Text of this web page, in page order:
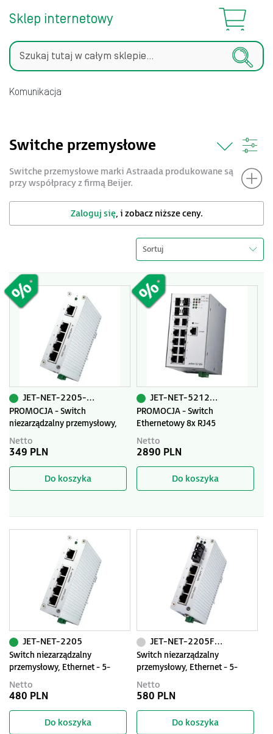
Sklep internetowy
Szukaj
Komunikacja
Switche przemysłowe
Switche przemysłowe marki Astraada produkowane są
przy współpracy z firmą Beijer.
Zaloguj się, i zobacz niższe ceny.
Sortuj
PROMOCJA - Switch
niezarządzalny przemysłowy,
Ethernet - 5-portowy (10/100
Base-TX), IP30, -40...+75C
JET-NET-2205-PR
Netto
349 PLN
Do koszyka
PROMOCJA - Switch
Ethernetowy 8x RJ45
(10/100/1000 Base-TX) + 2x Gb
Combo + 2x SFP, zarządzalny
JET-NET-5212G-2C2F-PR
Netto
2890 PLN
Do koszyka
Switch niezarządzalny
przemysłowy, Ethernet - 5-
portowy (10/100 Base-TX),
IP30, -40...+75C
JET-NET-2205
Netto
480 PLN
Do koszyka
Switch niezarządzalny
przemysłowy, Ethernet - 5-
portowy (4 x 10/100 Base-TX +
1 złącze multimode - 100 Base-
JET-NET-2205F-M
Netto
580 PLN
Do koszyka